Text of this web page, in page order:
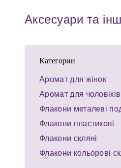
Аксесуари та
Категории
Аромат для жінок
Аромат для чоловіків
Флакони металеві
Флакони пластикові
Флакони скляні
Флакони кольорові